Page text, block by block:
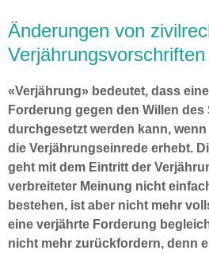
Änderungen von
«Verjährung» bedeutet, dass
Forderung gegen den Willen
durchgesetzt werden kann,
die Verjährungseinrede erhebt.
geht mit dem Eintritt der
verbreiteter Meinung nicht
bestehen, ist aber nicht mehr
eine verjährte Forderung
nicht mehr zurückfordern, denn